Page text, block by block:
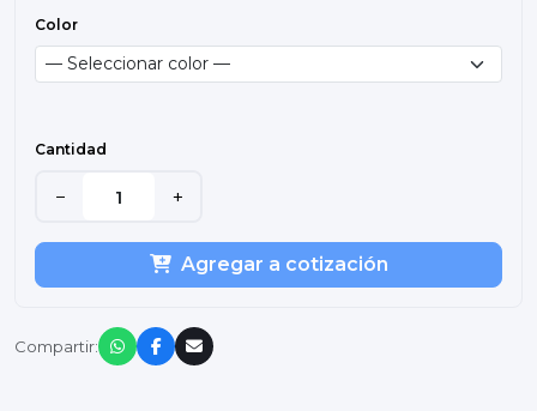
Color
Cantidad
− +
Agregar a cotización
Compartir: